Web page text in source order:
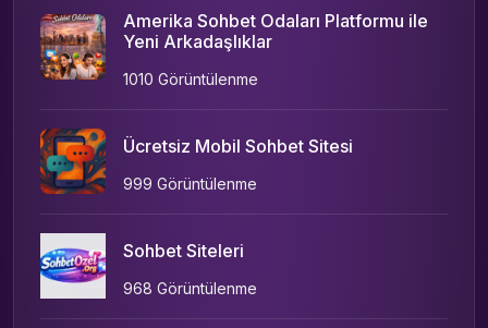
Amerika Sohbet Odaları Platformu ile
Yeni Arkadaşlıklar
1010 Görüntülenme
Ücretsiz Mobil Sohbet Sitesi
999 Görüntülenme
Sohbet Siteleri
968 Görüntülenme